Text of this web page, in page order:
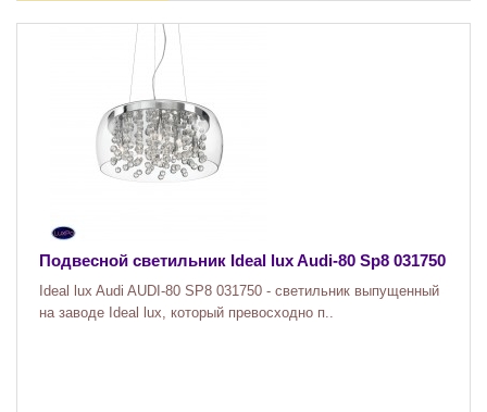
Подвесной светильник Ideal lux Audi-80 Sp8 031750
Ideal lux Audi AUDI-80 SP8 031750 - светильник выпущенный
на заводе Ideal lux, который превосходно п..